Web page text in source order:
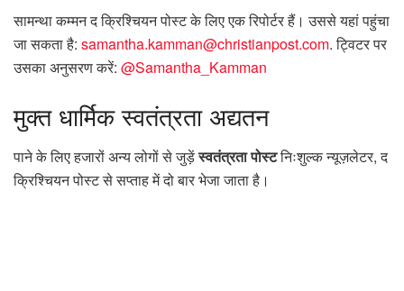
सामन्था कम्मन द क्रिश्चियन पोस्ट के लिए एक रिपोर्टर हैं। उससे यहां पहुंचा
जा सकता है: samantha.kamman@christianpost.com. ट्विटर पर
उसका अनुसरण करें: @Samantha_Kamman
मुक्तधार्मिक स्वतंत्रता अद्यतन
पाने के लिए हजारों अन्य लोगों से जुड़ेंस्वतंत्रता पोस्टनिःशुल्क न्यूज़लेटर, द
क्रिश्चियन पोस्ट से सप्ताह में दो बार भेजा जाता है।